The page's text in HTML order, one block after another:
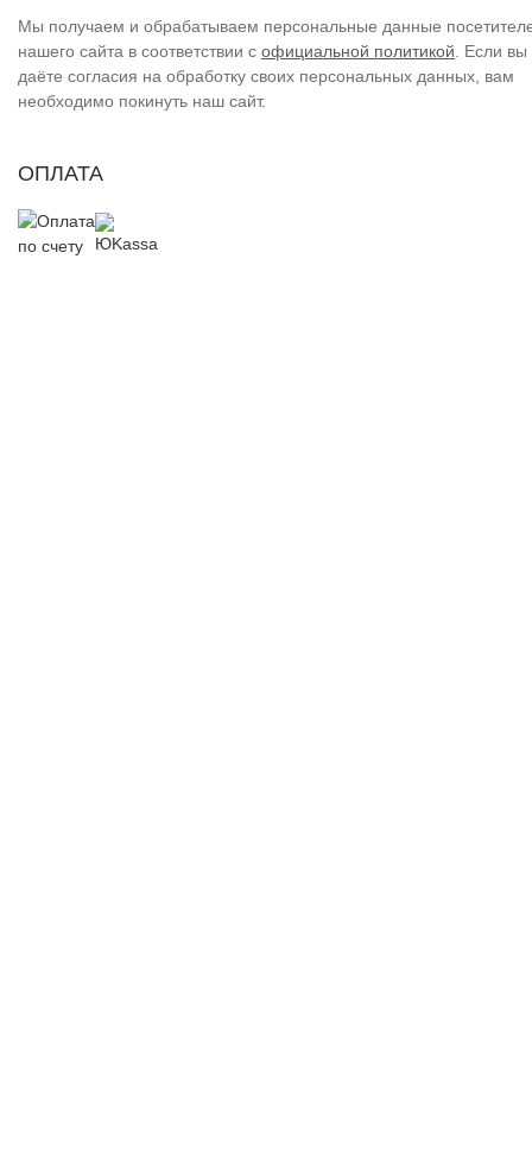
Мы получаем и обрабатываем персональные данные
нашего сайта в соответствии с официальной политикой. Если вы
даёте согласия на обработку своих персональных данных, вам
необходимо покинуть наш сайт.
ОПЛАТА